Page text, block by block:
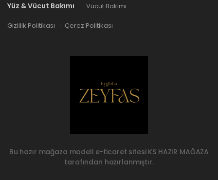
Yüz & Vücut Bakımı Vücut Bakımı
Gizlilik Politikası Çerez Politikası
Bu hazır mağaza modeli e-ticaret sitesi KS HAZIR MAĞAZA
tarafından hazırlanmıştır.